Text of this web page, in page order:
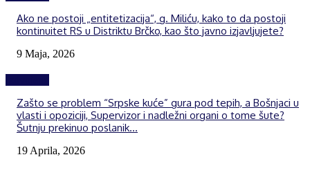
Ako ne postoji „entitetizacija“, g. Miliću, kako to da postoji
kontinuitet RS u Distriktu Brčko, kao što javno izjavljujete?
9 Maja, 2026
Zašto se problem “Srpske kuće” gura pod tepih, a Bošnjaci u
vlasti i opoziciji, Supervizor i nadležni organi o tome šute?
Šutnju prekinuo poslanik...
19 Aprila, 2026